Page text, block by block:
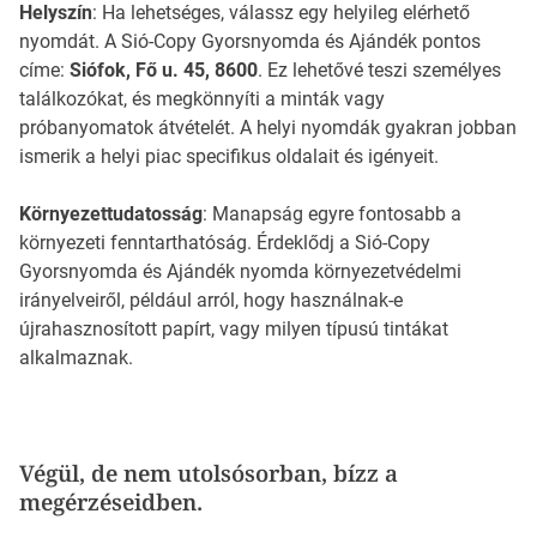
Helyszín: Ha lehetséges, válassz egy helyileg elérhető
nyomdát. A Sió-Copy Gyorsnyomda és Ajándék pontos
címe: Siófok, Fő u. 45, 8600. Ez lehetővé teszi személyes
találkozókat, és megkönnyíti a minták vagy
próbanyomatok átvételét. A helyi nyomdák gyakran jobban
ismerik a helyi piac specifikus oldalait és igényeit.
Környezettudatosság: Manapság egyre fontosabb a
környezeti fenntarthatóság. Érdeklődj a Sió-Copy
Gyorsnyomda és Ajándék nyomda környezetvédelmi
irányelveiről, például arról, hogy használnak-e
újrahasznosított papírt, vagy milyen típusú tintákat
alkalmaznak.
Végül, de nem utolsósorban, bízz a
megérzéseidben.